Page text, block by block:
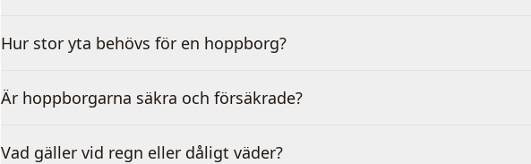
Hur stor yta behövs för en hoppborg?
Är hoppborgarna säkra och försäkrade?
Vad gäller vid regn eller dåligt väder?